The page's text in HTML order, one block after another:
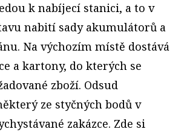
k nabíjecí stanici, a to v
nabití sady akumulátorů a
Na výchozím místě dostává
a kartony, do kterých se
zboží. Odsud
ze styčných bodů v
zakázce. Zde si